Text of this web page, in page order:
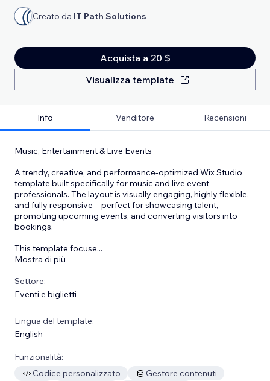
Creato da IT Path Solutions
Acquista a 20 $
Visualizza template
Info Venditore Recensioni
Music, Entertainment & Live Events
A trendy, creative, and performance-optimized Wix Studio
template built specifically for music and live event
professionals. The layout is visually engaging, highly flexible,
and fully responsive—perfect for showcasing talent,
promoting upcoming events, and converting visitors into
bookings.
This template focuse...
Mostra di più
Settore:
Eventi e biglietti
Lingua del template:
English
Funzionalità:
Codice personalizzato
Gestore contenuti